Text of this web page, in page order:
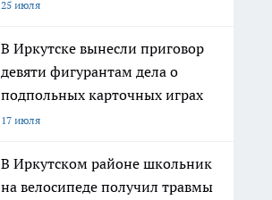
25 июля
В Иркутске вынесли приговор
девяти фигурантам дела о
подпольных карточных играх
17 июля
В Иркутском районе школьник
на велосипеде получил травмы